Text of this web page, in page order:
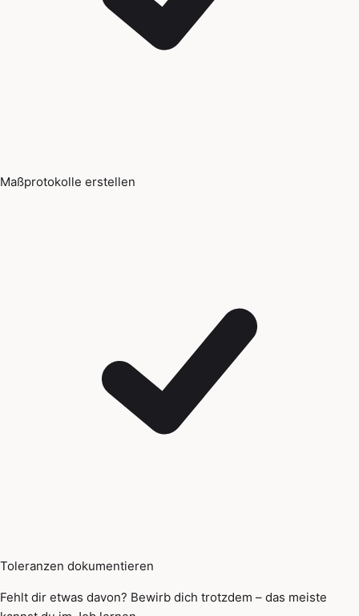
Maßprotokolle erstellen
Toleranzen dokumentieren
Fehlt dir etwas davon? Bewirb dich trotzdem – das meiste